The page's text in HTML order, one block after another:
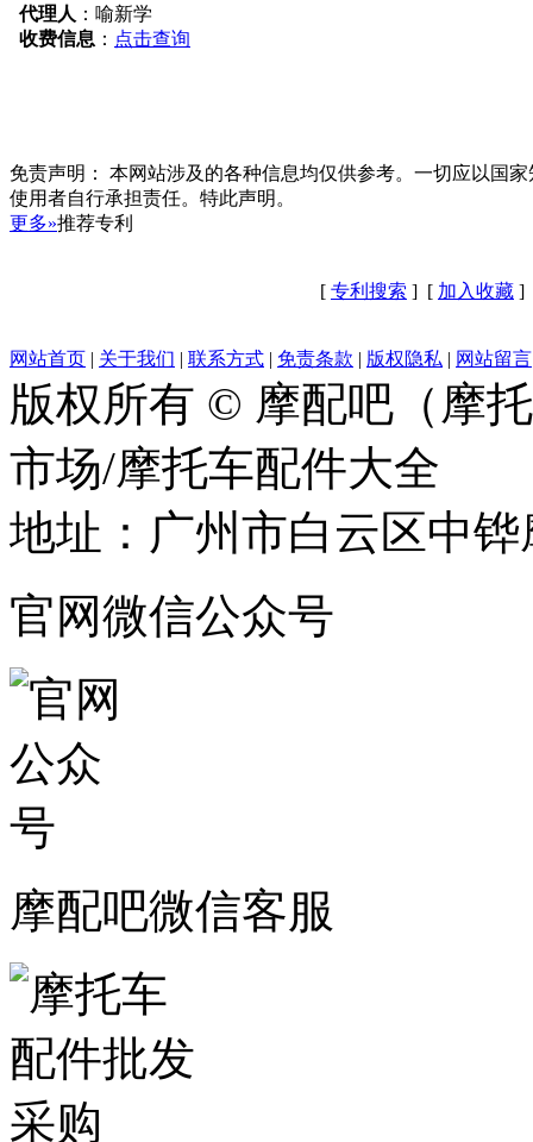
代理人 ：喻新学
收费信息 ： 点击查询
免责声明：
本网站涉及的各种信息均仅供参考。一切应以国
使用者自行承担责任。特此声明。
更多»推荐专利
[ 专利搜索 ] [ 加入收藏 ]
网站首页 | 关于我们 | 联系方式 | 免责条款 | 版权隐私 | 网站留言
版权所有 © 摩配吧（摩
市场/摩托车配件大全
地址：广州市白云区中
官网微信公众号
摩配吧微信客服